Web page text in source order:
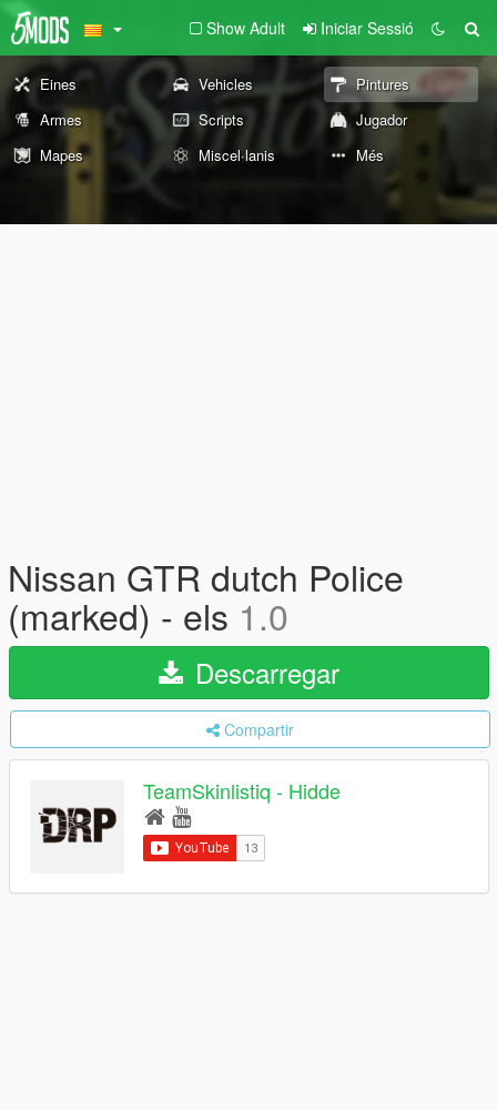
Show Adult Iniciar Sessió
Eines Vehicles
Pintures
Armes
Scripts
Jugador
Mapes
Miscel·lanis Més
Nissan GTR dutch Police
(marked) - els 1.0
Descarregar
Compartir
TeamSkinlistiq - Hidde